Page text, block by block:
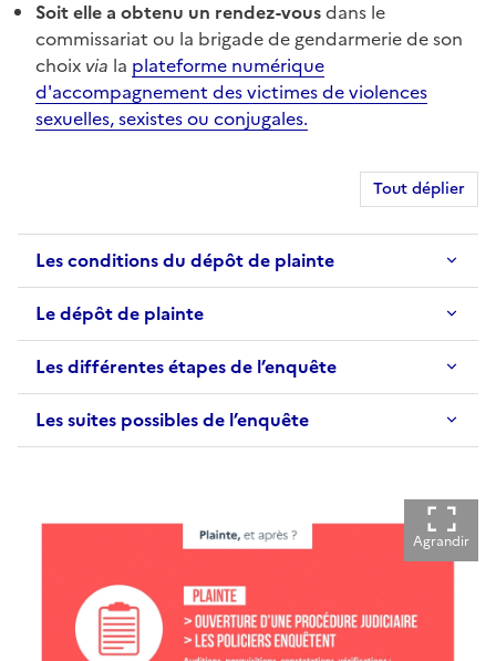
Soit elle a obtenu un rendez-vousdans le
commissariat ou la brigade de gendarmerie de son
choix via la plateforme numérique
d'accompagnement des victimes de violences
sexuelles, sexistes ou conjugales.
Tout déplier
Les conditions du dépôt de plainte
Le dépôt de plainte
Les différentes étapes de l’enquête
Les suites possibles de l’enquête
Agrandir